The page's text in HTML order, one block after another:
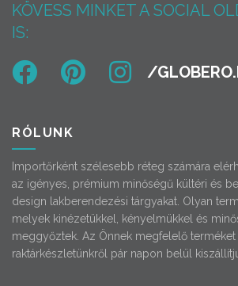
KÖVESS MINKET A SOCIAL
IS:
RÓLUNK
Importőrként szélesebb réteg számára
az igényes, prémium minőségű kültéri és
design lakberendezési tárgyakat. Olyan
melyek kinézetükkel, kényelmükkel és
meggyőztek. Az Önnek megfelelő terméket
raktárkészletünkről pár napon belül